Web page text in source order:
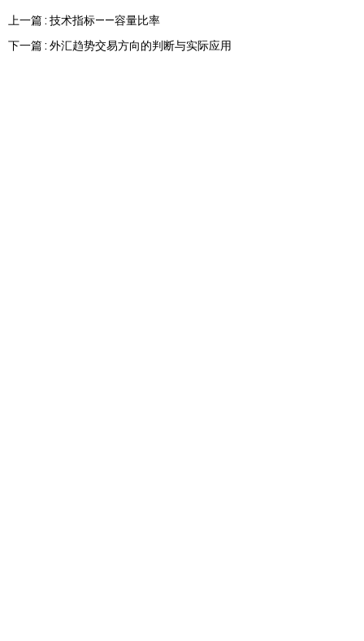
上一篇 : 技术指标——容量比率
下一篇 : 外汇趋势交易方向的判断与实际应用